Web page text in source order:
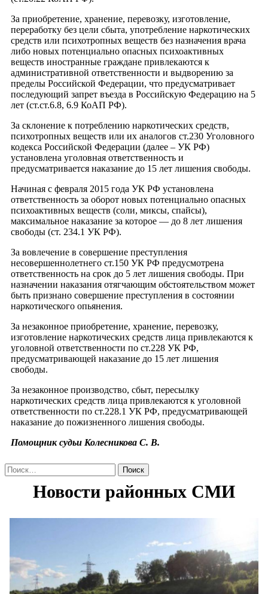
За приобретение, хранение, перевозку, изготовление,
переработку без цели сбыта, употребление наркотических
средств или психотропных веществ без назначения врача
либо новых потенциально опасных психоактивных
веществ иностранные граждане привлекаются к
административной ответственности и выдворению за
пределы Российской Федерации, что предусматривает
последующий запрет въезда в Российскую Федерацию на 5
лет (ст.ст.6.8, 6.9 КоАП РФ).
За склонение к потреблению наркотических средств,
психотропных веществ или их аналогов ст.230 Уголовного
кодекса Российской Федерации (далее – УК РФ)
установлена уголовная ответственность и
предусматривается наказание до 15 лет лишения свободы.
Начиная с февраля 2015 года УК РФ установлена
ответственность за оборот новых потенциально опасных
психоактивных веществ (соли, миксы, спайсы),
максимальное наказание за которое — до 8 лет лишения
свободы (ст. 234.1 УК РФ).
За вовлечение в совершение преступления
несовершеннолетнего ст.150 УК РФ предусмотрена
ответственность на срок до 5 лет лишения свободы. При
назначении наказания отягчающим обстоятельством может
быть признано совершение преступления в состоянии
наркотического опьянения.
За незаконное приобретение, хранение, перевозку,
изготовление наркотических средств лица привлекаются к
уголовной ответственности по ст.228 УК РФ,
предусматривающей наказание до 15 лет лишения
свободы.
За незаконное производство, сбыт, пересылку
наркотических средств лица привлекаются к уголовной
ответственности по ст.228.1 УК РФ, предусматривающей
наказание до пожизненного лишения свободы.
Помощник судьи Колесникова С. В.
Найти: